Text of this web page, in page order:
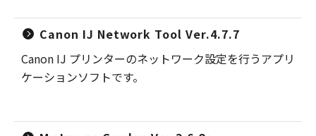
Canon IJ Network Tool Ver.4.7.7
Canon IJ プリンターのネットワーク設定を行うアプリ
ケーションソフトです。